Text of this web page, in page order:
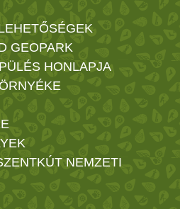
GEOPARK
HONLAPJA
NEMZETI